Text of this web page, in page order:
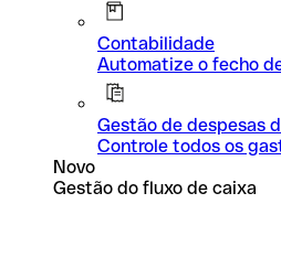
Contabilidade
Automatize o fecho
Gestão de despesas
Controle todos os
Novo
Gestão do fluxo de caixa